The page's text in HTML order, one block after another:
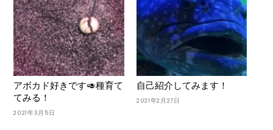
アボカド好きです🥑種育て
てみる！
2021年3月5日
自己紹介してみます！
2021年2月27日